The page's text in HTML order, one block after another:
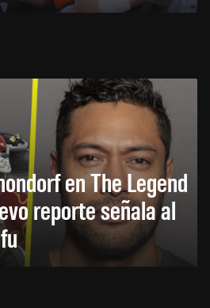
en The Legend
reporte señala al